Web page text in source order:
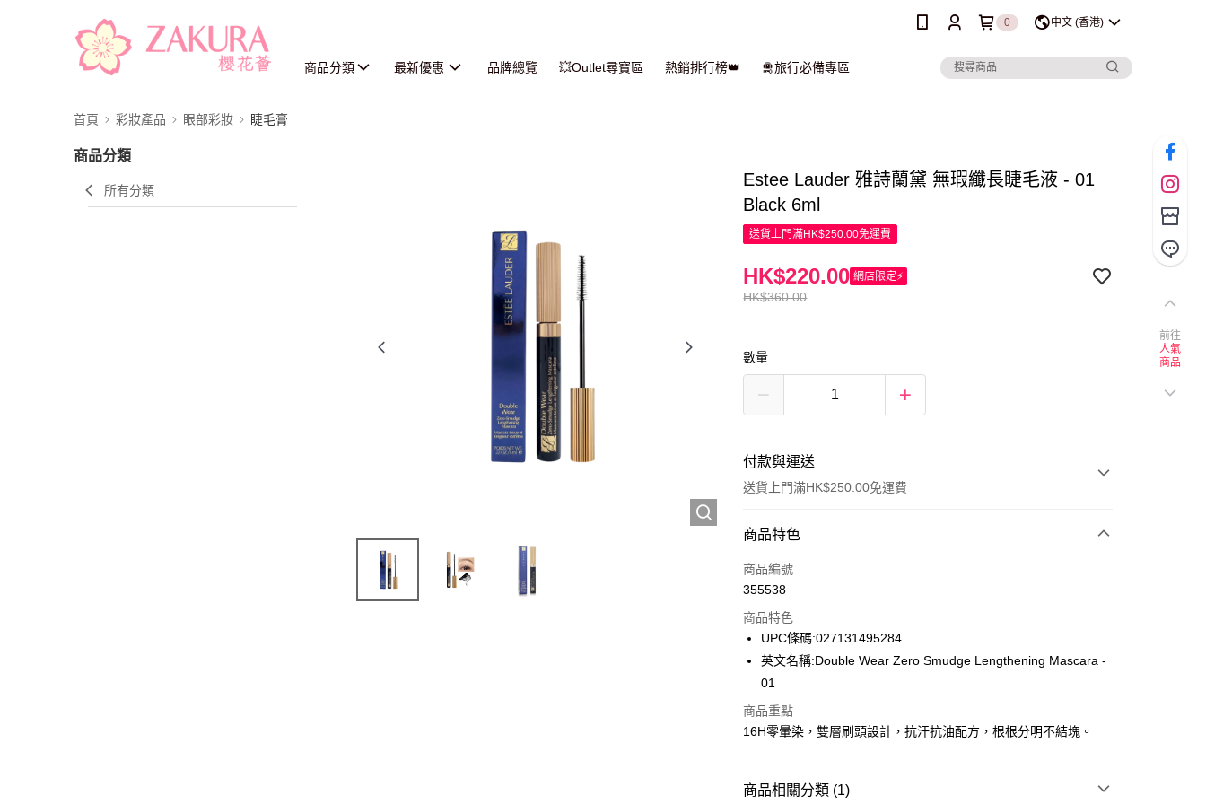
0 中文 (香港)
商品分類 最新優惠 品牌總覽 💥Outlet尋寶區 熱銷排行榜👑 🛅旅行必備專區
首頁 彩妝產品 眼部彩妝 睫毛膏
商品分類
所有分類
Estee Lauder 雅詩蘭黛 無瑕纖長睫毛液 - 01
Black 6ml
送貨上門滿HK$250.00免運費
HK$360.00
HK$220.00 網店限定⚡
數量
付款與運送
送貨上門滿HK$250.00免運費
付款方式
信用卡
AlipayHK
WeChat Pay
送貨方式
滿 HK$250.00 或以上免運費
商品特色
商品編號
355538
商品特色
UPC條碼:027131495284
英文名稱:Double Wear Zero Smudge Lengthening Mascara -
01
商品重點
16H零暈染，雙層刷頭設計，抗汗抗油配方，根根分明不結塊。
商品相關分類 (1)
前往
人氣
商品